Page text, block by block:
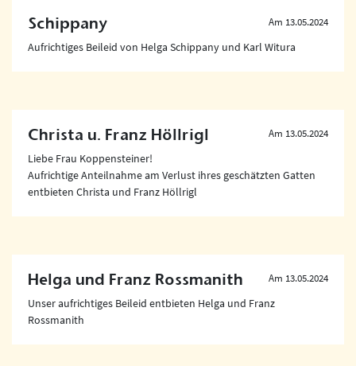
Am 13.05.2024
Schippany
Aufrichtiges Beileid von Helga Schippany und Karl Witura
Am 13.05.2024
Christa u. Franz Höllrigl
Liebe Frau Koppensteiner!
Aufrichtige Anteilnahme am Verlust ihres geschätzten Gatten
entbieten Christa und Franz Höllrigl
Am 13.05.2024
Helga und Franz Rossmanith
Unser aufrichtiges Beileid entbieten Helga und Franz
Rossmanith